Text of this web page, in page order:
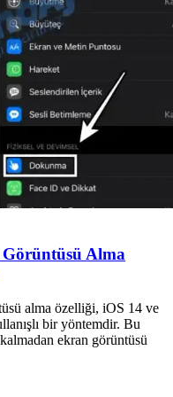
Alma
alma özelliği, iOS 14 ve
bir yöntemdir. Bu
ekran görüntüsü